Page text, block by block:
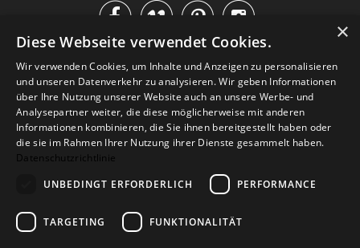

IM KATALOG BLÄTTERN
Versand Zahlarten
Retoure
×
Diese Webseite verwendet Cookies.
Wir verwenden Cookies, um Inhalte und Anzeigen zu personalisieren
und unseren Datenverkehr zu analysieren. Wir geben Informationen
über Ihre Nutzung unserer Website auch an unsere Werbe- und
Analysepartner weiter, die diese möglicherweise mit anderen
Informationen kombinieren, die Sie ihnen bereitgestellt haben oder
die sie im Rahmen Ihrer Nutzung ihrer Dienste gesammelt haben.
Datenschutzrichtlinie
UNBEDINGT ERFORDERLICH
PERFORMANCE
TARGETING FUNKTIONALITÄT